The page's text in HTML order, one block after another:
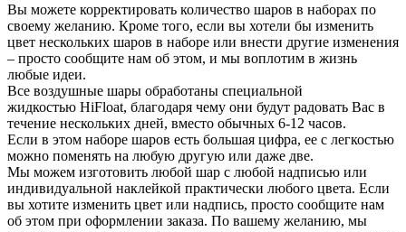
Вы можете корректировать количество шаров в наборах по
своему желанию. Кроме того, если вы хотели бы изменить
цвет нескольких шаров в наборе или внести другие изменения
– просто сообщите нам об этом, и мы воплотим в жизнь
любые идеи.
Все воздушные шары обработаны специальной
жидкостью HiFloat, благодаря чему они будут радовать Вас в
течение нескольких дней, вместо обычных 6-12 часов.
Если в этом наборе шаров есть большая цифра, ее с легкостью
можно поменять на любую другую или даже две.
Мы можем изготовить любой шар с любой надписью или
индивидуальной наклейкой практически любого цвета. Если
вы хотите изменить цвет или надпись, просто сообщите нам
об этом при оформлении заказа. По вашему желанию, мы